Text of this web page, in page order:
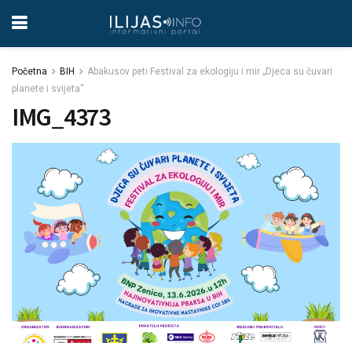
Početna BIH
Abakusov peti Festival za ekologiju i mir „Djeca su čuvari
planete i svijeta“
IMG_4373